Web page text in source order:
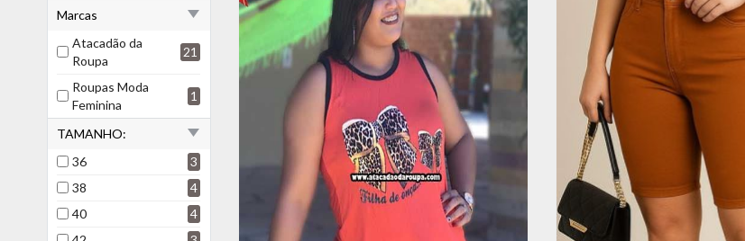
Marcas
Atacadão da
Roupa
21
Roupas Moda
Feminina
1
TAMANHO:
36
3
38
4
40
4